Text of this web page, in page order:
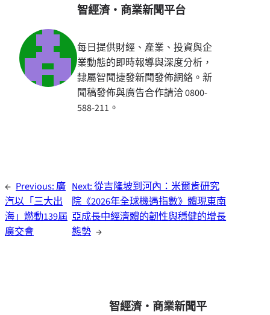
智經濟・商業新聞平台
每日提供財經、產業、投資與企
業動態的即時報導與深度分析，
隸屬智聞捷發新聞發佈網絡。新
聞稿發佈與廣告合作請洽 0800-
588-211。
← Previous: 廣
汽以「三大出
海」燃動139屆
廣交會
Next:從吉隆坡到河內：米爾肯研究
院《2026年全球機遇指數》體現東南
亞成長中經濟體的韌性與穩健的增長
態勢 →
智經濟・商業新聞平